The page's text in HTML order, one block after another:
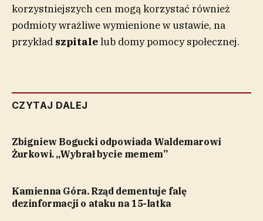
korzystniejszych cen mogą korzystać również
podmioty wrażliwe wymienione w ustawie, na
przykład szpitalelub domy pomocy społecznej.
CZYTAJ DALEJ
Zbigniew Bogucki odpowiada Waldemarowi
Żurkowi. „Wybrał bycie memem”
Kamienna Góra. Rząd dementuje falę
dezinformacji o ataku na 15-latka